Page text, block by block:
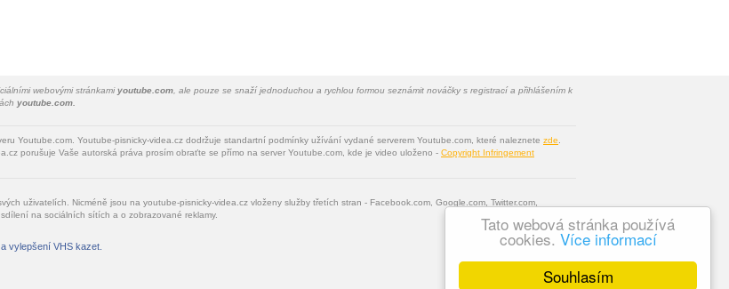
Souhlasím
Tato webová stránka používá
cookies. Více informací
webovými stránkamiyoutube.com , ale pouze se snaží jednoduchou a rychlou formou seznámit nováčky s registrací a přihlášením k
youtube.com.
Youtube.com. Youtube-pisnicky-videa.cz dodržuje standartní podmínky užívání vydané serverem Youtube.com, které naleznete zde
porušuje Vaše autorská práva prosím obraťte se přímo na server Youtube.com, kde je video uloženo - Copyright Infringement
uživatelích. Nicméně jsou na youtube-pisnicky-videa.cz vloženy služby třetích stran - Facebook.com, Google.com, Twitter.com,
na sociálních sítích a o zobrazované reklamy.
a vylepšení VHS kazet.